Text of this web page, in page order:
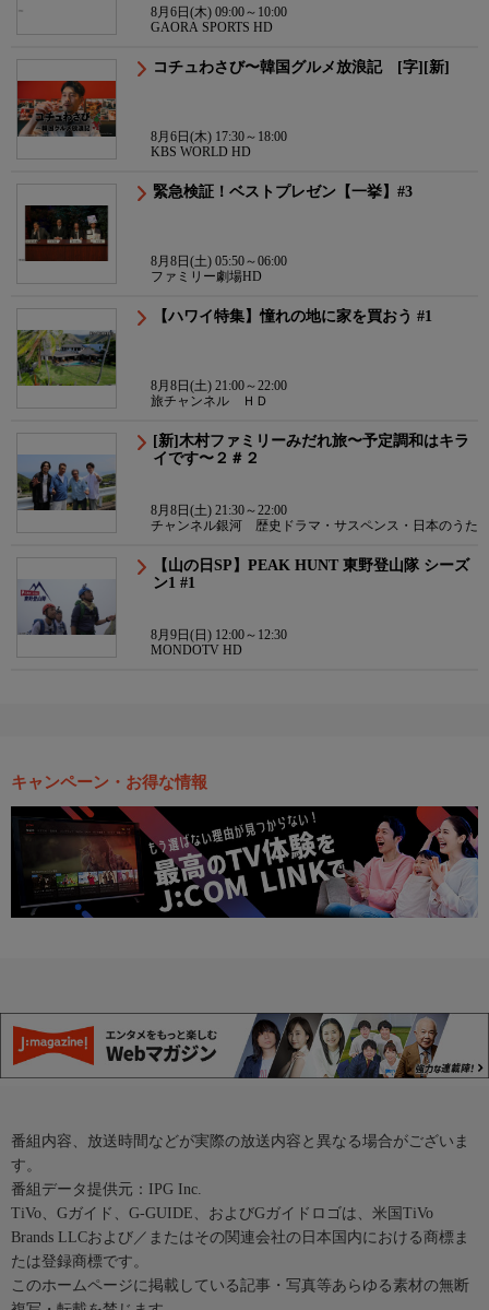
8月6日(木) 09:00～10:00
GAORA SPORTS HD
コチュわさび〜韓国グルメ放浪記 [字][新]
8月6日(木) 17:30～18:00
KBS WORLD HD
緊急検証！ベストプレゼン【一挙】#3
8月8日(土) 05:50～06:00
ファミリー劇場HD
【ハワイ特集】憧れの地に家を買おう #1
8月8日(土) 21:00～22:00
旅チャンネル ＨＤ
[新]木村ファミリーみだれ旅〜予定調和はキラ
イです〜２＃２
8月8日(土) 21:30～22:00
チャンネル銀河 歴史ドラマ・サスペンス・日本のうた
【山の日SP】PEAK HUNT 東野登山隊 シーズ
ン1 #1
8月9日(日) 12:00～12:30
MONDOTV HD
キャンペーン・お得な情報
番組内容、放送時間などが実際の放送内容と異なる場合がございま
す。
番組データ提供元：IPG Inc.
TiVo、Gガイド、G-GUIDE、およびGガイドロゴは、米国TiVo
Brands LLCおよび／またはその関連会社の日本国内における商標ま
たは登録商標です。
このホームページに掲載している記事・写真等あらゆる素材の無断